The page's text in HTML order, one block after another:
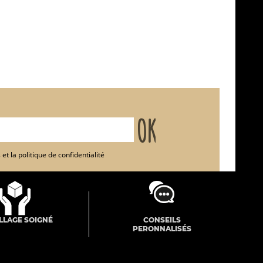
la politique de confidentialité
SOIGNÉ
CONSEILS
PERONNALISÉS